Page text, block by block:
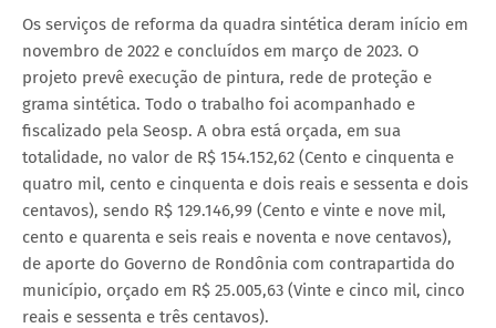
Os serviços de reforma da quadra sintética deram início em
novembro de 2022 e concluídos em março de 2023. O
projeto prevê execução de pintura, rede de proteção e
grama sintética. Todo o trabalho foi acompanhado e
fiscalizado pela Seosp. A obra está orçada, em sua
totalidade, no valor de R$ 154.152,62 (Cento e cinquenta e
quatro mil, cento e cinquenta e dois reais e sessenta e dois
centavos), sendo R$ 129.146,99 (Cento e vinte e nove mil,
cento e quarenta e seis reais e noventa e nove centavos),
de aporte do Governo de Rondônia com contrapartida do
município, orçado em R$ 25.005,63 (Vinte e cinco mil, cinco
reais e sessenta e três centavos).